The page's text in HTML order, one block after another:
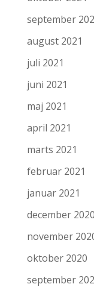
september
august 2021
juli 2021
juni 2021
maj 2021
april 2021
marts 2021
februar 2021
januar 2021
december 2020
november
oktober 2020
september